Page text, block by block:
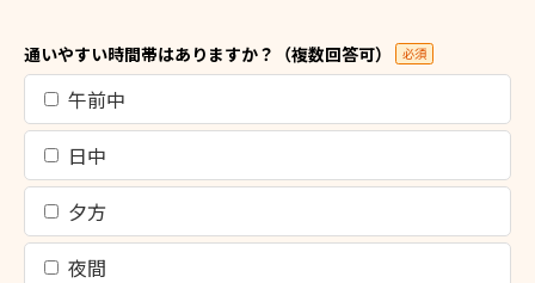
通いやすい時間帯はありますか？（複数回答可） 必須
午前中
日中
夕方
夜間